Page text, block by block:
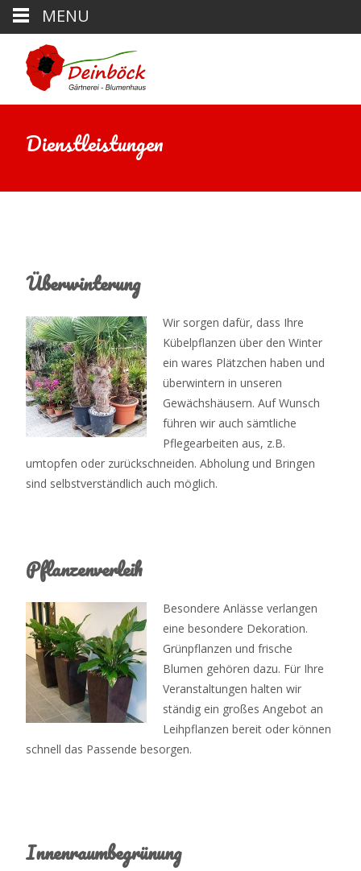
Dienstleistungen
Überwinterung
Wir sorgen dafür, dass Ihre
Kübelpflanzen über den Winter
ein wares Plätzchen haben und
überwintern in unseren
Gewächshäusern. Auf Wunsch
führen wir auch sämtliche
Pflegearbeiten aus, z.B.
umtopfen oder zurückschneiden. Abholung und Bringen
sind selbstverständlich auch möglich.
Pflanzenverleih
Besondere Anlässe verlangen
eine besondere Dekoration.
Grünpflanzen und frische
Blumen gehören dazu. Für Ihre
Veranstaltungen halten wir
ständig ein großes Angebot an
Leihpflanzen bereit oder können
schnell das Passende besorgen.
Innenraumbegrünung
MENU